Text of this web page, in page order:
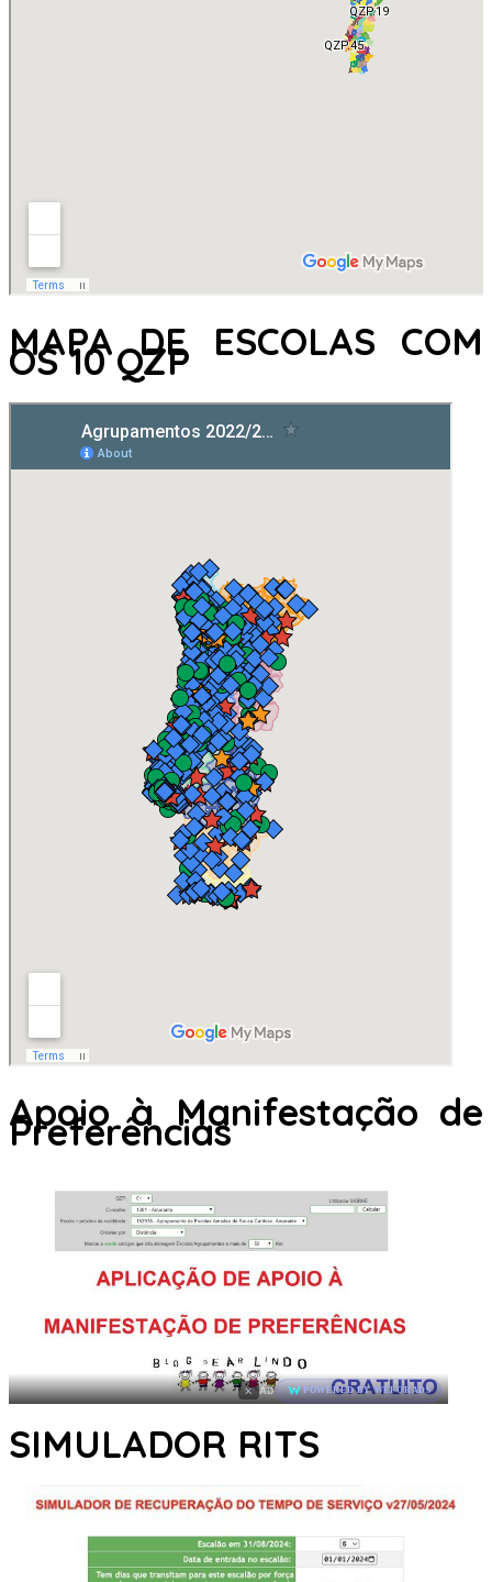
MAPA DE ESCOLAS COM
OS 10 QZP
Apoio à Manifestação de
Preferências
× AD POWERED BY WEFORADS
SIMULADOR RITS